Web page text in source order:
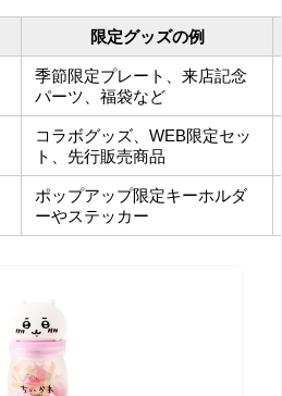
限定グッズの例
季節限定プレート、来店記念
パーツ、福袋など
コラボグッズ、WEB限定セッ
ト、先行販売商品
ポップアップ限定キーホルダ
ーやステッカー